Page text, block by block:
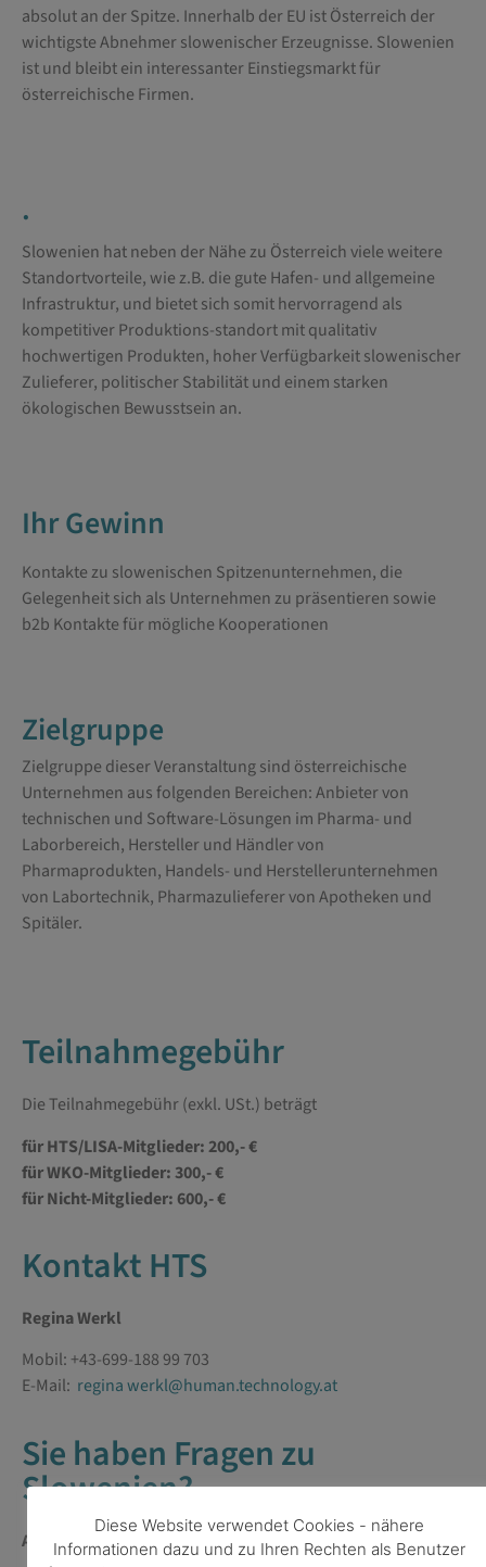
absolut an der Spitze. Innerhalb der EU ist Österreich der
wichtigste Abnehmer slowenischer Erzeugnisse. Slowenien
ist und bleibt ein interessanter Einstiegsmarkt für
österreichische Firmen.
.
Slowenien hat neben der Nähe zu Österreich viele weitere
Standortvorteile, wie z.B. die gute Hafen- und allgemeine
Infrastruktur, und bietet sich somit hervorragend als
kompetitiver Produktions-standort mit qualitativ
hochwertigen Produkten, hoher Verfügbarkeit slowenischer
Zulieferer, politischer Stabilität und einem starken
ökologischen Bewusstsein an.
Ihr Gewinn
Kontakte zu slowenischen Spitzenunternehmen, die
Gelegenheit sich als Unternehmen zu präsentieren sowie
b2b Kontakte für mögliche Kooperationen
Zielgruppe
Zielgruppe dieser Veranstaltung sind österreichische
Unternehmen aus folgenden Bereichen: Anbieter von
technischen und Software-Lösungen im Pharma- und
Laborbereich, Hersteller und Händler von
Pharmaprodukten, Handels- und Herstellerunternehmen
von Labortechnik, Pharmazulieferer von Apotheken und
Spitäler.
Teilnahmegebühr
Die Teilnahmegebühr (exkl. USt.) beträgt
für HTS/LISA-Mitglieder: 200,- €
für WKO-Mitglieder: 300,- €
für Nicht-Mitglieder: 600,- €
Kontakt HTS
Regina Werkl
Mobil: +43-699-188 99 703
E-Mail: regina werkl@human.technology.at
Sie haben Fragen zu
Slowenien?
AußenwirtschaftsCenter Laibach
Diese Website verwendet Cookies - nähere
Informationen dazu und zu Ihren Rechten als Benutzer